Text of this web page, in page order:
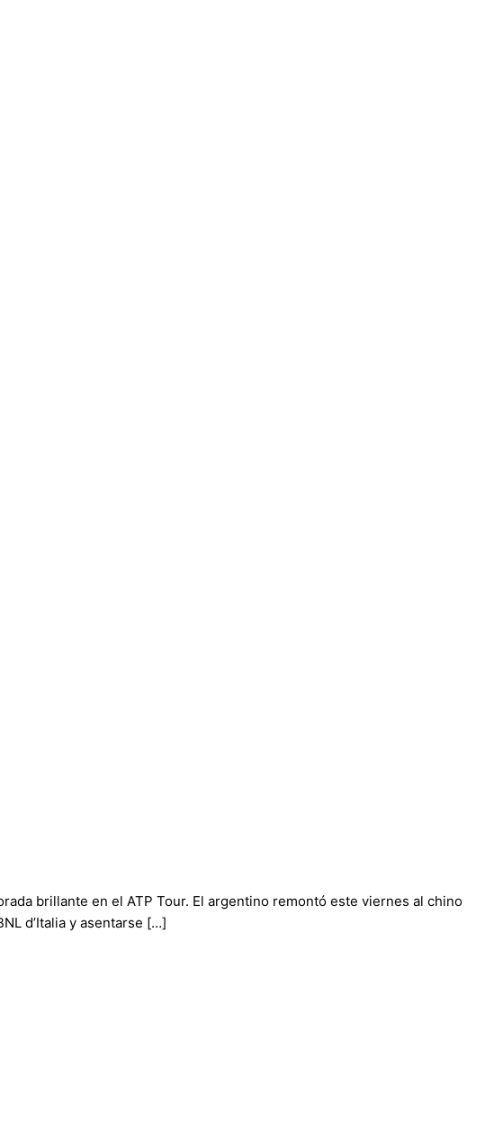
brillante en el ATP Tour. El argentino remontó este viernes al chino
d’Italia y asentarse […]